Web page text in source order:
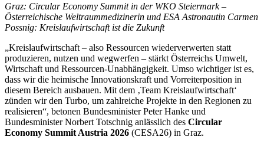
Graz: Circular Economy Summit in der WKO Steiermark –
Österreichische Weltraummedizinerin und ESA Astronautin Carmen
Possnig: Kreislaufwirtschaft ist die Zukunft
„Kreislaufwirtschaft – also Ressourcen wiederverwerten statt
produzieren, nutzen und wegwerfen – stärkt Österreichs Umwelt,
Wirtschaft und Ressourcen-Unabhängigkeit. Umso wichtiger ist es,
dass wir die heimische Innovationskraft und Vorreiterposition in
diesem Bereich ausbauen. Mit dem ‚Team Kreislaufwirtschaft‘
zünden wir den Turbo, um zahlreiche Projekte in den Regionen zu
realisieren“, betonen Bundesminister Peter Hanke und
Bundesminister Norbert Totschnig anlässlich des Circular
Economy Summit Austria 2026 (CESA26) in Graz.